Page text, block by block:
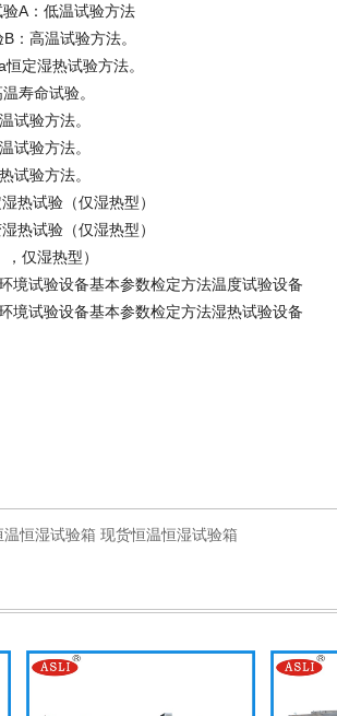
A：低温试验方法
：高温试验方法。
定湿热试验方法。
寿命试验。
试验方法。
试验方法。
试验方法。
热试验（仅湿热型）
热试验（仅湿热型）
仅湿热型）
境试验设备基本参数检定方法温度试验设备
境试验设备基本参数检定方法湿热试验设备
温恒湿试验箱 现货恒温恒湿试验箱